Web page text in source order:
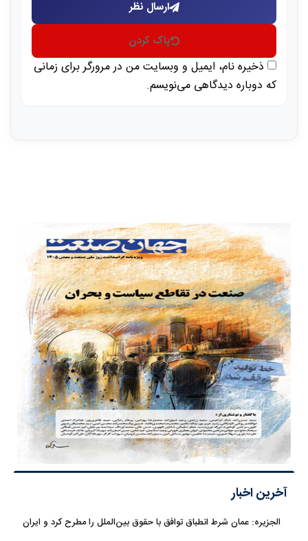
ارسال نظر
پاک کردن
ذخیره نام، ایمیل و وبسایت من در مرورگر برای زمانی
که دوباره دیدگاهی می‌نویسم.
آخرین اخبار
الجزیره: عمان شرط انطباق توافق با حقوق بین‌الملل را مطرح کرد و ایران